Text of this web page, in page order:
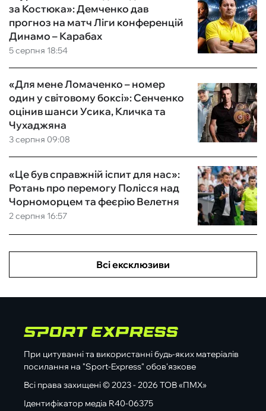
5 серпня 18:54
за Костюка»: Демченко дав
прогноз на матч Ліги конференцій
Динамо – Карабах
3 серпня 09:08
«Для мене Ломаченко – номер
один у світовому боксі»: Сенченко
оцінив шанси Усика, Кличка та
Чухаджяна
2 серпня 16:57
«Це був справжній іспит для нас»:
Ротань про перемогу Полісся над
Чорноморцем та феєрію Велетня
Всі ексклюзиви
При цитуванні та використанні будь-яких матеріалів
посилання на "Sport-Express" обов'язкове
Всі права захищені © 2023 - 2026 ТОВ «ПМХ»
Ідентифікатор медіа R40-06375